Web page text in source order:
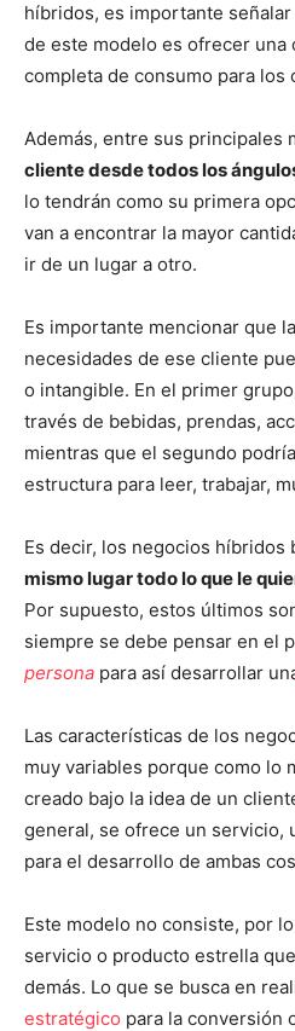
híbridos, es importante
de este modelo es ofrecer una
completa de consumo para los
Además, entre sus principales
cliente desde todos los
lo tendrán como su primera
van a encontrar la mayor
ir de un lugar a otro.
Es importante mencionar que
necesidades de ese cliente
o intangible. En el primer
través de bebidas, prendas,
mientras que el segundo
estructura para leer, trabajar,
Es decir, los negocios híbridos
mismo lugar todo lo que le
Por supuesto, estos últimos
siempre se debe pensar en el
persona para así desarrollar
Las características de los
muy variables porque como lo
creado bajo la idea de un
general, se ofrece un servicio,
para el desarrollo de ambas
Este modelo no consiste, por
servicio o producto estrella
demás. Lo que se busca en
estratégico para la conversión